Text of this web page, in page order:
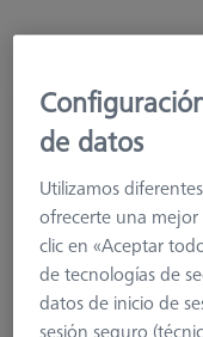
MSR dúplex
626100-9334-000
de datos
Utilizamos
ofrecerte una mejor
clic en «Aceptar
de tecnologías de
datos de inicio de
sesión seguro